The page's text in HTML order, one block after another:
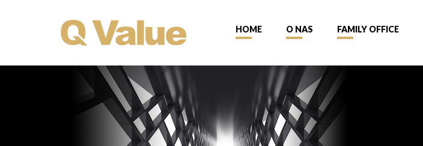
HOME O NAS FAMILY OFFICE